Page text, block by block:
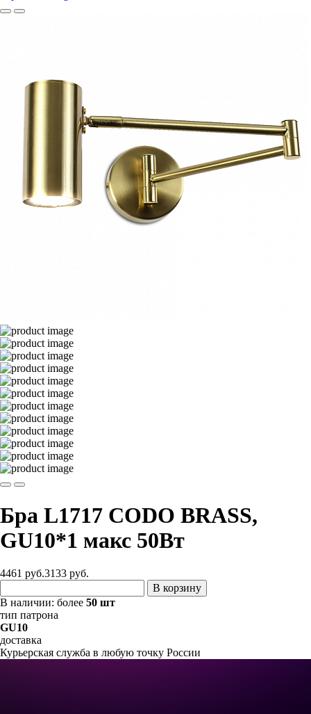
Бра L1717 CODO BRASS,
GU10*1 макс 50Вт
4461 руб.3133 руб.
В корзину
В наличии: более 50 шт
тип патрона
GU10
доставка
Курьерская служба в любую точку России